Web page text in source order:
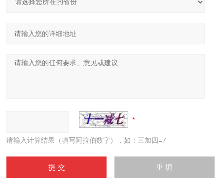
请输入计算结果（填写阿拉伯数字），如：三加四=7